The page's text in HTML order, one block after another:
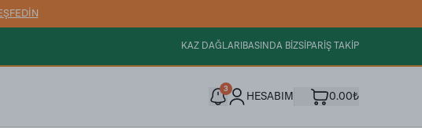
KAZ DAĞLARIBASINDA BİZSİPARİŞ TAKİP
3
HESABIM 0.00₺